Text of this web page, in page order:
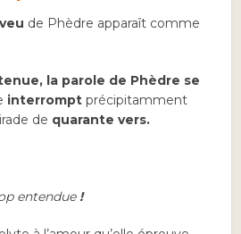
de Phèdre apparaît comme
la parole de Phèdre se
interromptprécipitamment
de quarante vers.
entendue !